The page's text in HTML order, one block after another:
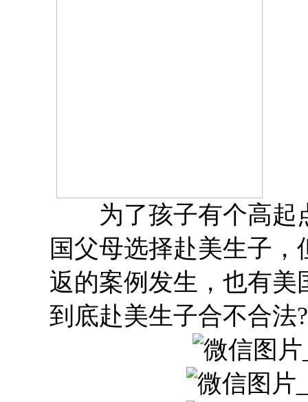
为了孩子有个高起
国父母选择赴美生子
返的案例发生，也有美
到底赴美生子合不合法